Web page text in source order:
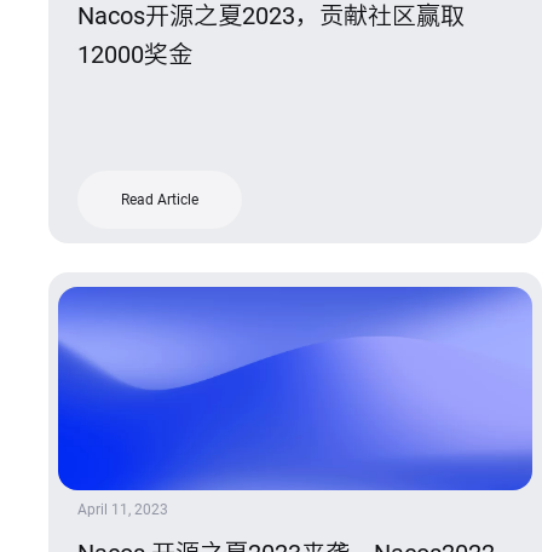
Nacos开源之夏2023，贡献社区赢取
12000奖金
Read Article
April 11, 2023